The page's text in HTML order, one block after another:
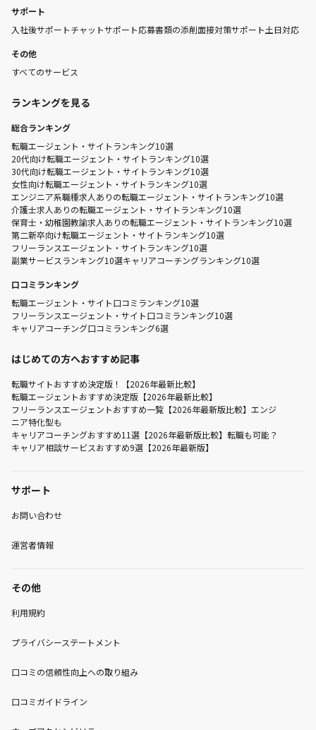
サポート
入社後サポートチャットサポート応募書類の添削面接対策サポート土日対応
その他
すべてのサービス
ランキングを見る
総合ランキング
転職エージェント・サイトランキング10選
20代向け転職エージェント・サイトランキング10選
30代向け転職エージェント・サイトランキング10選
女性向け転職エージェント・サイトランキング10選
エンジニア系職種求人ありの転職エージェント・サイトランキング10選
介護士求人ありの転職エージェント・サイトランキング10選
保育士・幼稚園教諭求人ありの転職エージェント・サイトランキング10選
第二新卒向け転職エージェント・サイトランキング10選
フリーランスエージェント・サイトランキング10選
副業サービスランキング10選キャリアコーチングランキング10選
口コミランキング
転職エージェント・サイト口コミランキング10選
フリーランスエージェント・サイト口コミランキング10選
キャリアコーチング口コミランキング6選
はじめての方へおすすめ記事
転職サイトおすすめ決定版！【2026年最新比較】
転職エージェントおすすめ決定版【2026年最新比較】
フリーランスエージェントおすすめ一覧【2026年最新版比較】エンジ
ニア特化型も
キャリアコーチングおすすめ11選【2026年最新版比較】転職も可能？
キャリア相談サービスおすすめ9選【2026年最新版】
サポート
お問い合わせ
運営者情報
その他
利用規約
プライバシーステートメント
口コミの信頼性向上への取り組み
口コミガイドライン